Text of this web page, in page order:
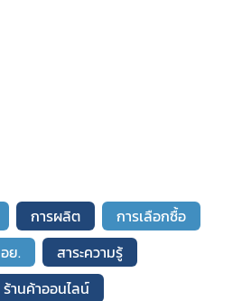
การผลิต
การเลือกซื้อ
อย.
สาระความรู้
ร้านค้าออนไลน์